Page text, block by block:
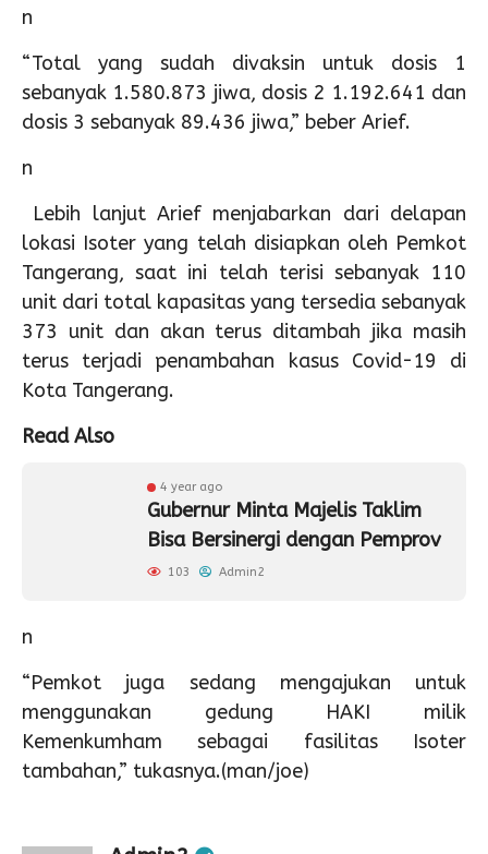
n
“Total yang sudah divaksin untuk dosis 1
sebanyak 1.580.873 jiwa, dosis 2 1.192.641 dan
dosis 3 sebanyak 89.436 jiwa,” beber Arief.
n
Lebih lanjut Arief menjabarkan dari delapan
lokasi Isoter yang telah disiapkan oleh Pemkot
Tangerang, saat ini telah terisi sebanyak 110
unit dari total kapasitas yang tersedia sebanyak
373 unit dan akan terus ditambah jika masih
terus terjadi penambahan kasus Covid-19 di
Kota Tangerang.
Read Also
4 year ago
Gubernur Minta Majelis Taklim
Bisa Bersinergi dengan Pemprov
103 Admin2
n
“Pemkot juga sedang mengajukan untuk
menggunakan gedung HAKI milik
Kemenkumham sebagai fasilitas Isoter
tambahan,” tukasnya.(man/joe)